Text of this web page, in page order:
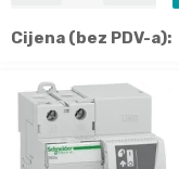
Cijena (bez PDV-a):